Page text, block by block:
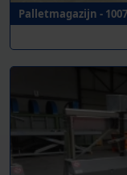
Palletmagazijn -